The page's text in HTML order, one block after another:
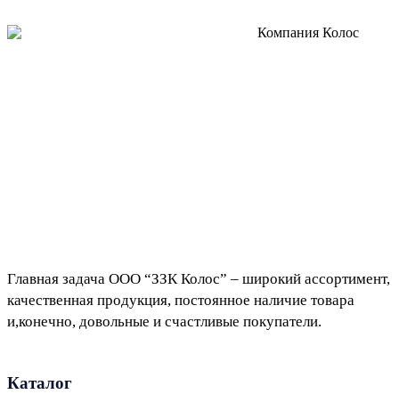
Главная задача ООО “ЗЗК Колос” – широкий ассортимент,
качественная продукция, постоянное наличие товара
и,конечно, довольные и счастливые покупатели.
Каталог